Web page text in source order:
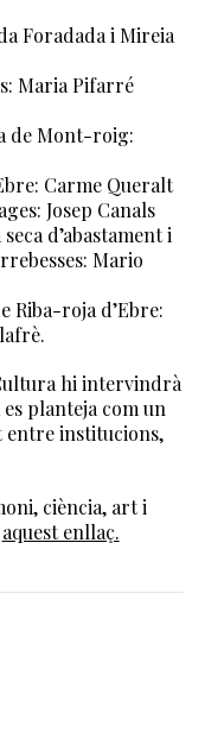
Foradada i Mireia
Maria Pifarré
de Mont-roig:
Carme Queralt
Josep Canals
d’abastament i
Mario
Riba-roja d’Ebre:
hi intervindrà
planteja com un
entre institucions,
ciència, art i
aquest enllaç.